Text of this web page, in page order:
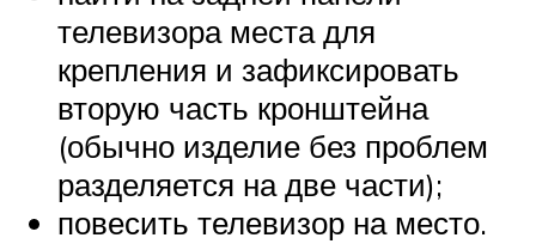
телевизора места для
крепления и зафиксировать
вторую часть кронштейна
(обычно изделие без проблем
разделяется на две части);
повесить телевизор на место.